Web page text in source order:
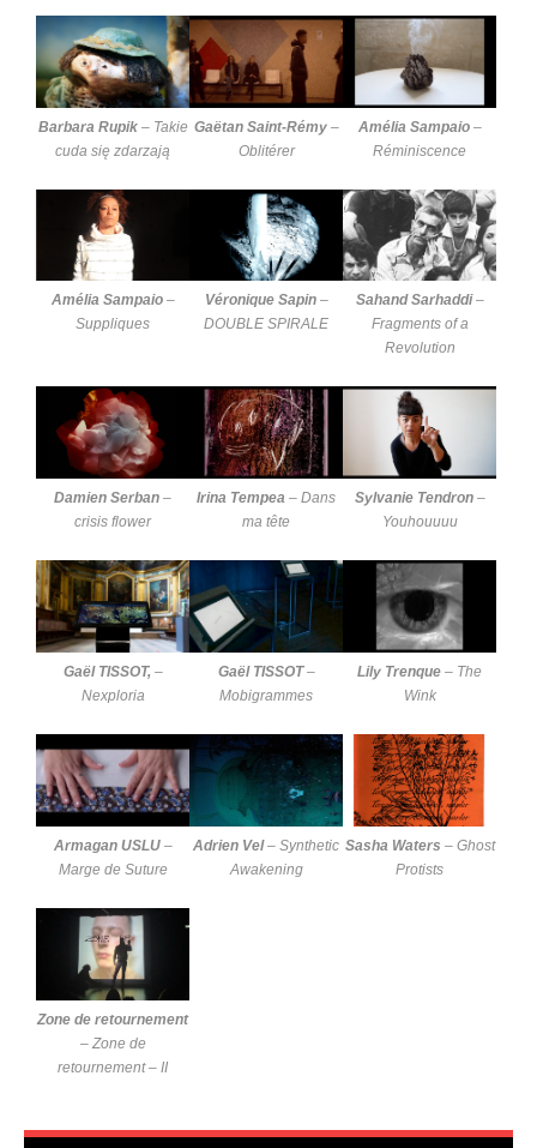
Barbara Rupik– Takie
cuda się zdarzają
Gaëtan Saint-Rémy–
Oblitérer
Amélia Sampaio–
Réminiscence
Amélia Sampaio–
Suppliques
Véronique Sapin–
DOUBLE SPIRALE
Sahand Sarhaddi–
Fragments of a
Revolution
Damien Serban –
crisis flower
Irina Tempea –Dans
ma tête
Sylvanie Tendron–
Youhouuuu
Gaël TISSOT,–
Nexploria
Gaël TISSOT–
Mobigrammes
Lily Trenque – The
Wink
Armagan USLU–
Marge de Suture
Adrien Vel–Synthetic
Awakening
Sasha Waters – Ghost
Protists
Zone de retournement
– Zone de
retournement – II